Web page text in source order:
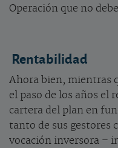
Operación que no
Rentabilidad
Ahora bien, mientras
el paso de los años el
cartera del plan en
tanto de sus gestores
vocación inversora –